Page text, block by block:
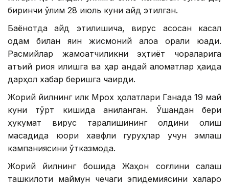
биринчи ўлим 28 июль куни қайд этилган.
Баёнотда қайд этилишича, вирус асосан касал
одам билан яқин жисмоний алоқа орқали юқади.
Расмийлар жамоатчиликни эҳтиёт чораларига
қатъий риоя қилишга ва ҳар қандай аломатлар ҳақида
дарҳол хабар беришга чақирди.
Жорий йилнинг илк Мрох ҳолатлари Ганада 19 май
куни тўрт кишида аниқланган. Ўшандан бери
ҳукумат вирус тарқалишининг олдини олиш
мақсадида юқори хавфли гуруҳлар учун эмлаш
кампаниясини ўтказмоқда.
Жорий йилнинг бошида Жаҳон соғлиқни сақлаш
ташкилоти маймун чечаги эпидемиясини халқаро